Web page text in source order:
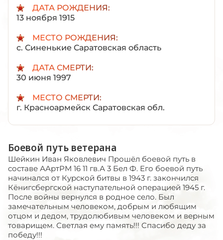
ДАТА РОЖДЕНИЯ:
13 ноября 1915
МЕСТО РОЖДЕНИЯ:
с. Синенькие Саратовская область
ДАТА СМЕРТИ:
30 июня 1997
МЕСТО СМЕРТИ:
г. Красноармейск Саратовская обл.
Боевой путь ветерана
Шейкин Иван Яковлевич Прошёл боевой путь в
составе ААртРМ 16 11 гв.А 3 Бел Ф. Его боевой путь
начинался от Курской битвы в 1943 г. закончился
Кёнигсбергской наступательной операцией 1945 г.
После войны вернулся в родное село. Был
замечательным человеком, добрым и любящим
отцом и дедом, трудолюбивым человеком и верным
товарищем. Светлая ему память!!! Спасибо деду за
победу!!!